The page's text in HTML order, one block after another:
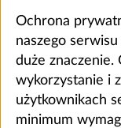
Ochrona
naszego
duże znaczenie.
wykorzystanie i
użytkownikach
minimum